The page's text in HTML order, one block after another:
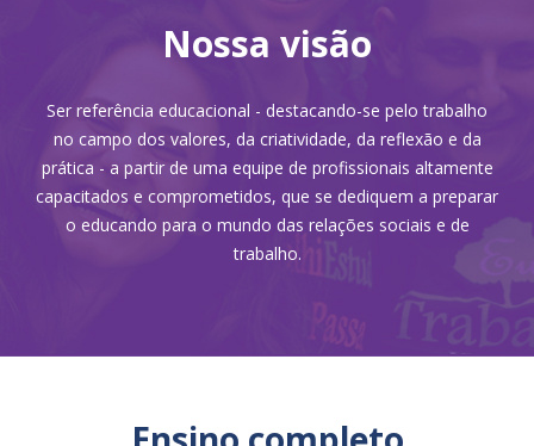
Nossa visão
Ser referência educacional - destacando-se pelo trabalho
no campo dos valores, da criatividade, da reflexão e da
prática - a partir de uma equipe de profissionais altamente
capacitados e comprometidos, que se dediquem a preparar
o educando para o mundo das relações sociais e de
trabalho.